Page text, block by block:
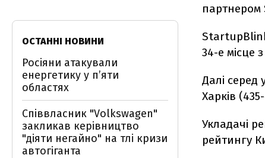
партнером
StartupBlink
34-е місце
Далі серед
Харків
Укладачі
рейтингу
ОСТАННІ НОВИНИ
Росіяни атакували
енергетику у пʼяти
областях
Співвласник "Volkswagen"
закликав керівництво
"діяти негайно" на тлі кризи
автогіганта